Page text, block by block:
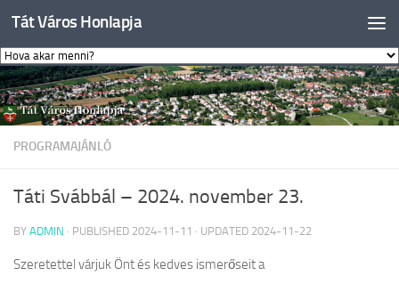
Skip to content
Tát Város Honlapja
PROGRAMAJÁNLÓ
Táti Svábbál – 2024. november 23.
BY ADMIN · PUBLISHED 2024-11-11 · UPDATED 2024-11-22
Szeretettel várjuk Önt és kedves ismerőseit a